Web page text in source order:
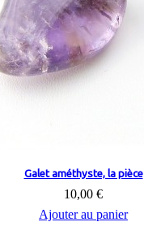
Ajouter au panier
Galet améthyste, la pièce
10,00 €